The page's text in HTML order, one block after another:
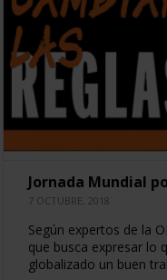
Jornada Mundial
7 OCTUBRE, 2018
Según expertos de la
que busca expresar lo
globalizado un buen